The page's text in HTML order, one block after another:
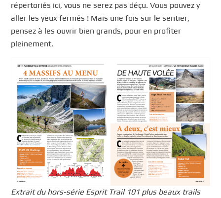
répertoriés ici, vous ne serez pas déçu. Vous pouvez y
aller les yeux fermés ! Mais une fois sur le sentier,
pensez à les ouvrir bien grands, pour en profiter
pleinement.
Extrait du hors-série Esprit Trail 101 plus beaux trails